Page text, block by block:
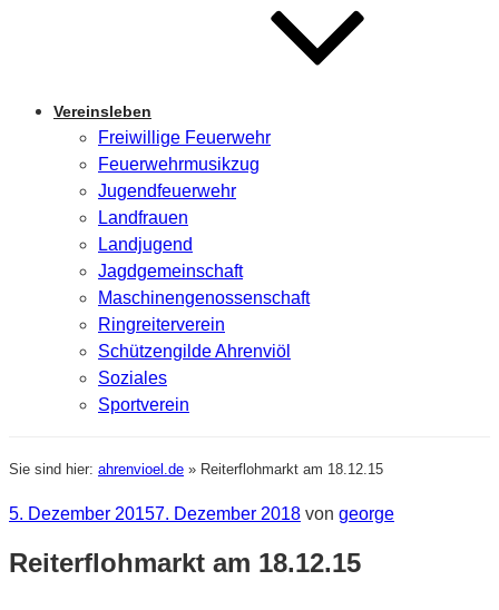
Vereinsleben
Freiwillige Feuerwehr
Feuerwehrmusikzug
Jugendfeuerwehr
Landfrauen
Landjugend
Jagdgemeinschaft
Maschinengenossenschaft
Ringreiterverein
Schützengilde Ahrenviöl
Soziales
Sportverein
Sie sind hier: ahrenvioel.de » Reiterflohmarkt am 18.12.15
Veröffentlicht
5. Dezember 20157. Dezember 2018 von george
Reiterflohmarkt am 18.12.15